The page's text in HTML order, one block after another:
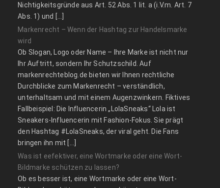
Nichtigkeitsgründe aus Art. 52 Abs. 1 lit. a (i.V.m. Art. 7
Abs. 1) und […]
Markenrecht – Wenn der Hashtag zur Handelsmarke
wird
Ob Slogan, Logo oder Name – Ihre Marke ist nicht nur
Ihr Auftritt, sondern Ihr Schutzschild. Auf
markenrechteblog.de bieten wir Ihnen rechtliche
Durchblicke zum Markenrecht – verständlich,
unterhaltsam und mit einem Augenzwinkern. Fiktives
Fallbeispiel: Die Influencerin „LolaSneaks“ Lola ist
Sneakers-Influencerin mit Fashion-Fokus. Sie prägt
den Hashtag #LolaSneaks, der viral geht. Die Fans
bringen ihn mit […]
Was ist eefektiver, eine Wortmarke oder eine Wort-
Bildmarke schützen zu lassen?
Ob es besser ist, eine Wortmarke oder eine Wort-